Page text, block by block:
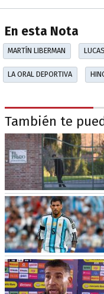
En esta Nota
MARTÍN LIBERMAN
LA ORAL DEPORTIVA
También te